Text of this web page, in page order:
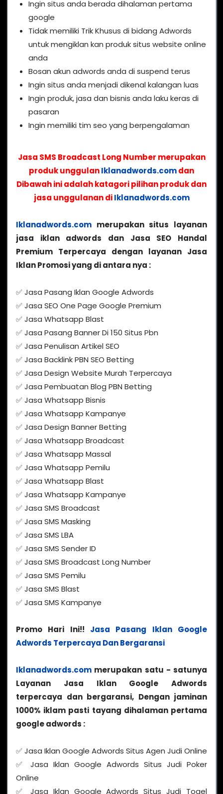
Ingin situs anda berada dihalaman pertama
google
Tidak memiliki Trik Khusus di bidang Adwords
untuk mengiklan kan produk situs website online
anda
Bosan akun adwords anda di suspend terus
Ingin situs anda menjadi dikenal kalangan luas
Ingin produk, jasa dan bisnis anda laku keras di
pasaran
Ingin memiliki tim seo yang berpengalaman
Jasa SMS Broadcast Long Number merupakan
produk unggulanIklanadwords.comdan
Dibawah ini adalah katagori pilihan produk dan
jasa unggulanan diIklanadwords.com
Iklanadwords.com merupakan situs layanan
jasa iklan adwords dan Jasa SEO Handal
Premium Terpercaya dengan layanan Jasa
Iklan Promosi yang di antara nya :
✅ Jasa Pasang Iklan Google Adwords
✅ Jasa SEO One Page Google Premium
✅ Jasa Whatsapp Blast
✅ Jasa Pasang Banner Di 150 Situs Pbn
✅ Jasa Penulisan Artikel SEO
✅ Jasa Backlink PBN SEO Betting
✅ Jasa Design Website Murah Terpercaya
✅ Jasa Pembuatan Blog PBN Betting
✅ Jasa Whatsapp Bisnis
✅ Jasa Whatsapp Kampanye
✅ Jasa Design Banner Betting
✅ Jasa Whatsapp Broadcast
✅ Jasa Whatsapp Massal
✅ Jasa Whatsapp Pemilu
✅ Jasa Whatsapp Blast
✅ Jasa Whatsapp Kampanye
✅ Jasa SMS Broadcast
✅ Jasa SMS Masking
✅ Jasa SMS LBA
✅ Jasa SMS Sender ID
✅ Jasa SMS Broadcast Long Number
✅ Jasa SMS Pemilu
✅ Jasa SMS Blast
✅ Jasa SMS Kampanye
Promo Hari Ini!! Jasa Pasang Iklan Google
Adwords Terpercaya Dan Bergaransi
Iklanadwords.com merupakan satu - satunya
Layanan Jasa Iklan Google Adwords
terpercaya dan bergaransi, Dengan jaminan
1000% iklam pasti tayang dihalaman pertama
google adwords :
✅ Jasa Iklan Google Adwords Situs Agen Judi Online
✅ Jasa Iklan Google Adwords Situs Judi Poker
Online
✅ Jasa Iklan Google Adwords Situs Judi Togel